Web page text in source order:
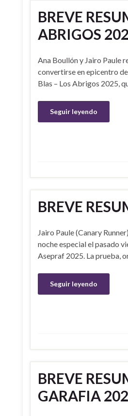
BREVE
ABRIGOS
Ana Boullón y Jairo Paule
convertirse en epicentro
Blas – Los Abrigos 2025,
Seguir leyendo
BREVE
Jairo Paule (Canary
noche especial el pasado
Asepraf 2025. La prueba,
Seguir leyendo
BREVE
GARAFIA